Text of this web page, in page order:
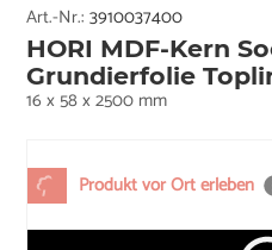
Produkt vor Ort erleben
Art.-Nr.:3910037400
HORI MDF-Kern
Grundierfolie
16 x 58 x 2500 mm